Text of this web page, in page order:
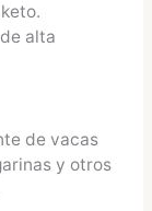
alta
de vacas
y otros